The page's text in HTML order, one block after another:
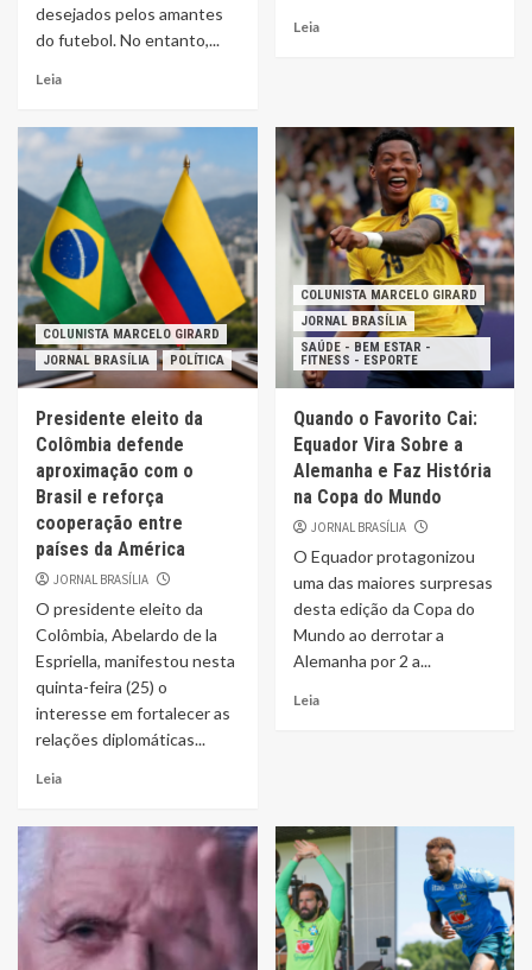
desejados pelos amantes
do futebol. No entanto,...
Leia
Leia
COLUNISTA MARCELO GIRARD
JORNAL BRASÍLIA
POLÍTICA
Presidente eleito da
Colômbia defende
aproximação com o
Brasil e reforça
cooperação entre
países da América
JORNAL BRASÍLIA
O presidente eleito da
Colômbia, Abelardo de la
Espriella, manifestou nesta
quinta-feira (25) o
interesse em fortalecer as
relações diplomáticas...
Leia
COLUNISTA MARCELO GIRARD
JORNAL BRASÍLIA
SAÚDE - BEM ESTAR -
FITNESS - ESPORTE
Quando o Favorito Cai:
Equador Vira Sobre a
Alemanha e Faz História
na Copa do Mundo
JORNAL BRASÍLIA
O Equador protagonizou
uma das maiores surpresas
desta edição da Copa do
Mundo ao derrotar a
Alemanha por 2 a...
Leia